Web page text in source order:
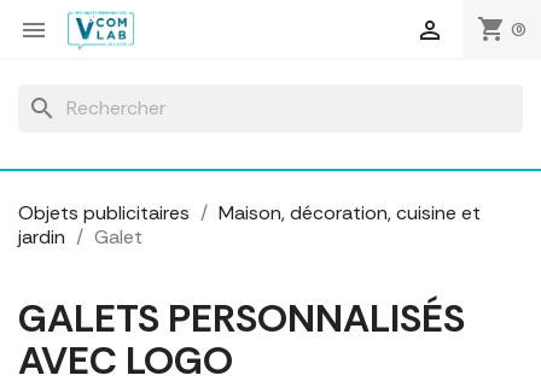
 shopping_cart (0)

search
Objets publicitaires
Maison, décoration, cuisine et
jardin
Galet
GALETS PERSONNALISÉS
AVEC LOGO
Panneau de gestion des cookies